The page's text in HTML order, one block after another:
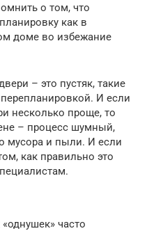
о том, что
как в
доме во избежание
– это пустяк, такие
И если
несколько проще, то
– процесс шумный,
мусора и пыли. И если
как правильно это
часто